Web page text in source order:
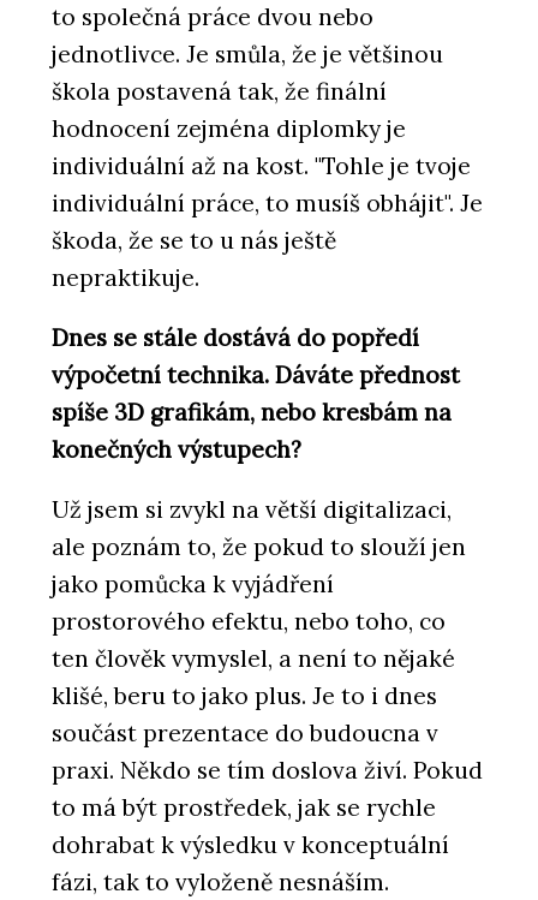
to společná práce dvou nebo
jednotlivce. Je smůla, že je většinou
škola postavená tak, že finální
hodnocení zejména diplomky je
individuální až na kost. "Tohle je tvoje
individuální práce, to musíš obhájit". Je
škoda, že se to u nás ještě
nepraktikuje.
Dnes se stále dostává do popředí
výpočetní technika. Dáváte přednost
spíše 3D grafikám, nebo kresbám na
konečných výstupech?
Už jsem si zvykl na větší digitalizaci,
ale poznám to, že pokud to slouží jen
jako pomůcka k vyjádření
prostorového efektu, nebo toho, co
ten člověk vymyslel, a není to nějaké
klišé, beru to jako plus. Je to i dnes
součást prezentace do budoucna v
praxi. Někdo se tím doslova živí. Pokud
to má být prostředek, jak se rychle
dohrabat k výsledku v konceptuální
fázi, tak to vyloženě nesnáším.